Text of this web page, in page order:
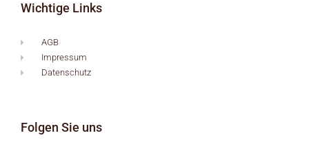
Wichtige Links
AGB
Impressum
Datenschutz
Folgen Sie uns